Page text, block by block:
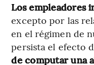
Los empleadores
excepto por las
en el régimen de
persista el efecto
de computar una